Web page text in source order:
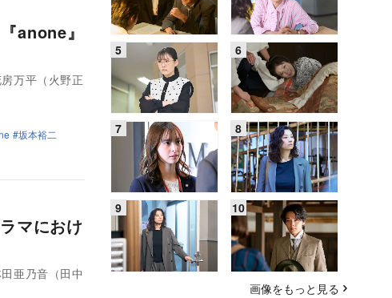
anone』
万平（火野正
坂本裕二
マにおけ
亜乃音（田中
画像をもっと見る